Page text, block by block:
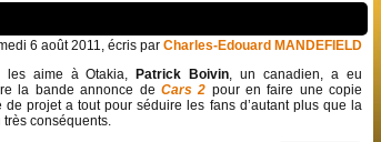
6 août 2011, écris par Charles-Edouard MANDEFIELD
les aime à Otakia,
Patrick Boivin, un canadien, a eu
la bande annonce de Cars 2 pour en faire une copie
de projet a tout pour séduire les fans d’autant plus que la
conséquents.